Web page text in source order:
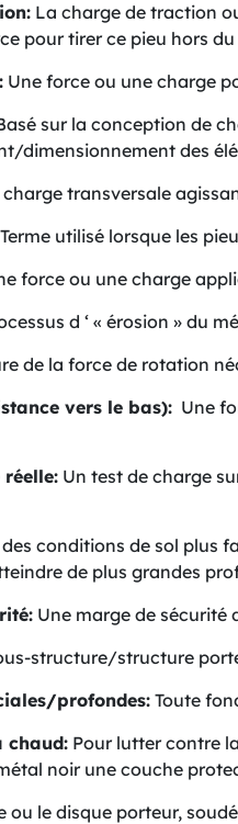
La charge de traction
pour tirer ce pieu hors
Une force ou une charge
sur la conception de
dimensionnement des
charge transversale
Terme utilisé lorsque les
force ou une charge
d ‘ « érosion » du
de la force de rotation
vers le bas): Une
réelle: Un test de charge
conditions de sol plus
de plus grandes
Une marge de sécurité
structure/structure
profondes: Toute
chaud: Pour lutter contre
noir une couche
ou le disque porteur,